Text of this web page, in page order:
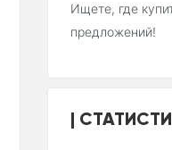
Ищете, где
предложений!